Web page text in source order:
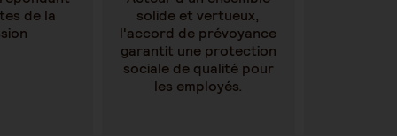
de la
solide et vertueux,
l'accord de prévoyance
garantit une protection
sociale de qualité pour
les employés.